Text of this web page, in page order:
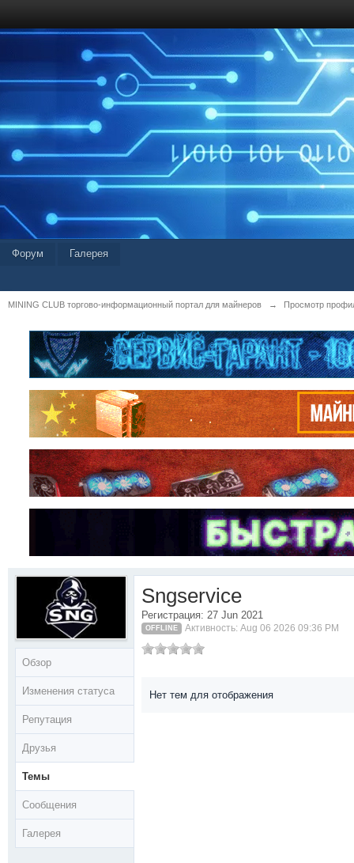
Форум Галерея
MINING CLUB торгово-информационный портал для майнеров → Просмотр
Обзор
Изменения статуса
Репутация
Друзья
Темы
Сообщения
Галерея
Sngservice
Регистрация: 27 Jun 2021
OFFLINE Активность: Aug 06 2026 09:36 PM
Нет тем для отображения